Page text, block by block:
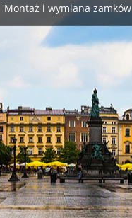
Montaż i wymiana zamków